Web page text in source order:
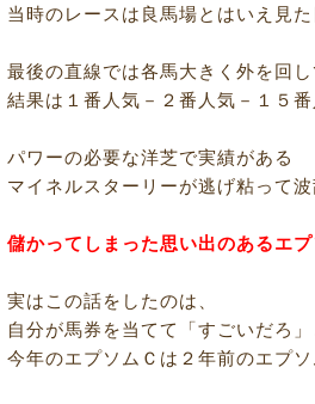
当時のレースは良馬場とはいえ見
最後の直線では各馬大きく外を回し
結果は１番人気－２番人気－１５番
パワーの必要な洋芝で実績がある
マイネルスターリーが逃げ粘って波
儲かってしまった思い出のあるエプ
実はこの話をしたのは、
自分が馬券を当てて「すごいだろ
今年のエプソムＣは２年前のエプ